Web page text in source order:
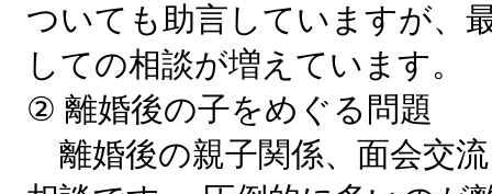
ついても助言していますが、
しての相談が増えています。
② 離婚後の子をめぐる問題
離婚後の親子関係、面会交